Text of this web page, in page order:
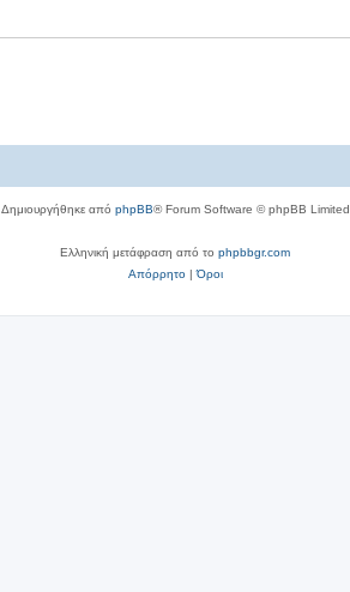
Δημιουργήθηκε από phpBB® Forum Software © phpBB Limited
Ελληνική μετάφραση από το phpbbgr.com
Απόρρητο|Όροι